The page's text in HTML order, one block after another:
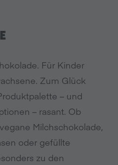
Für Kinder
Zum Glück
– und
– rasant. Ob
Milchschokolade,
oder gefüllte
zu den